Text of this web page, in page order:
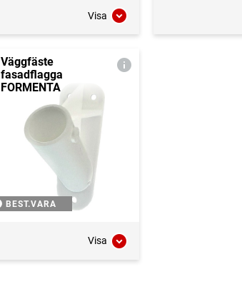
Visa
Väggfäste
fasadflagga
FORMENTA
BEST.VARA
Visa